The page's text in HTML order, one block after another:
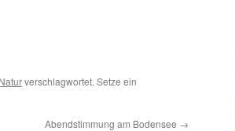
Naturverschlagwortet. Setze ein
Abendstimmung am Bodensee →